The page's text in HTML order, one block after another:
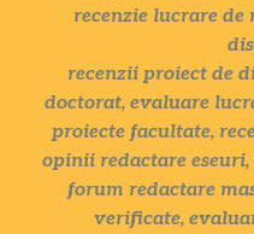
recenzie lucrare de
recenzii proiect de
doctorat, evaluare
proiecte facultate,
opinii redactare
forum redactare
verificate,